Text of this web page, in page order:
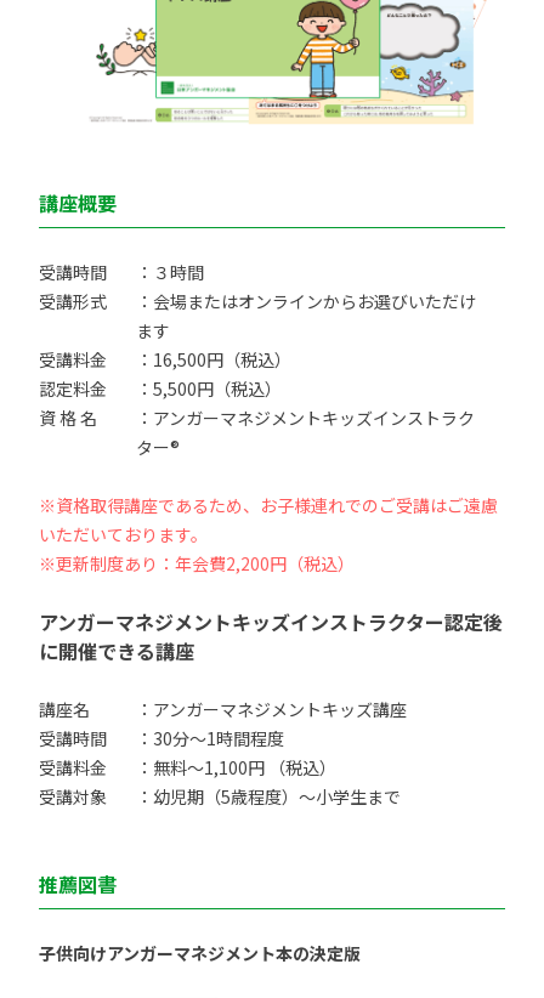
講座概要
受講時間
：３時間
受講形式
：会場またはオンラインからお選びいただけ
ます
受講料金
：16,500円（税込）
認定料金
：5,500円（税込）
資 格 名
：アンガーマネジメントキッズインストラク
ター®
※資格取得講座であるため、お子様連れでのご受講はご遠慮
いただいております。
※更新制度あり：年会費2,200円（税込）
アンガーマネジメントキッズインストラクター認定後
に開催できる講座
講座名
：アンガーマネジメントキッズ講座
受講時間
：30分〜1時間程度
受講料金
：無料〜1,100円 （税込）
受講対象
：幼児期（5歳程度）〜小学生まで
推薦図書
子供向けアンガーマネジメント本の決定版